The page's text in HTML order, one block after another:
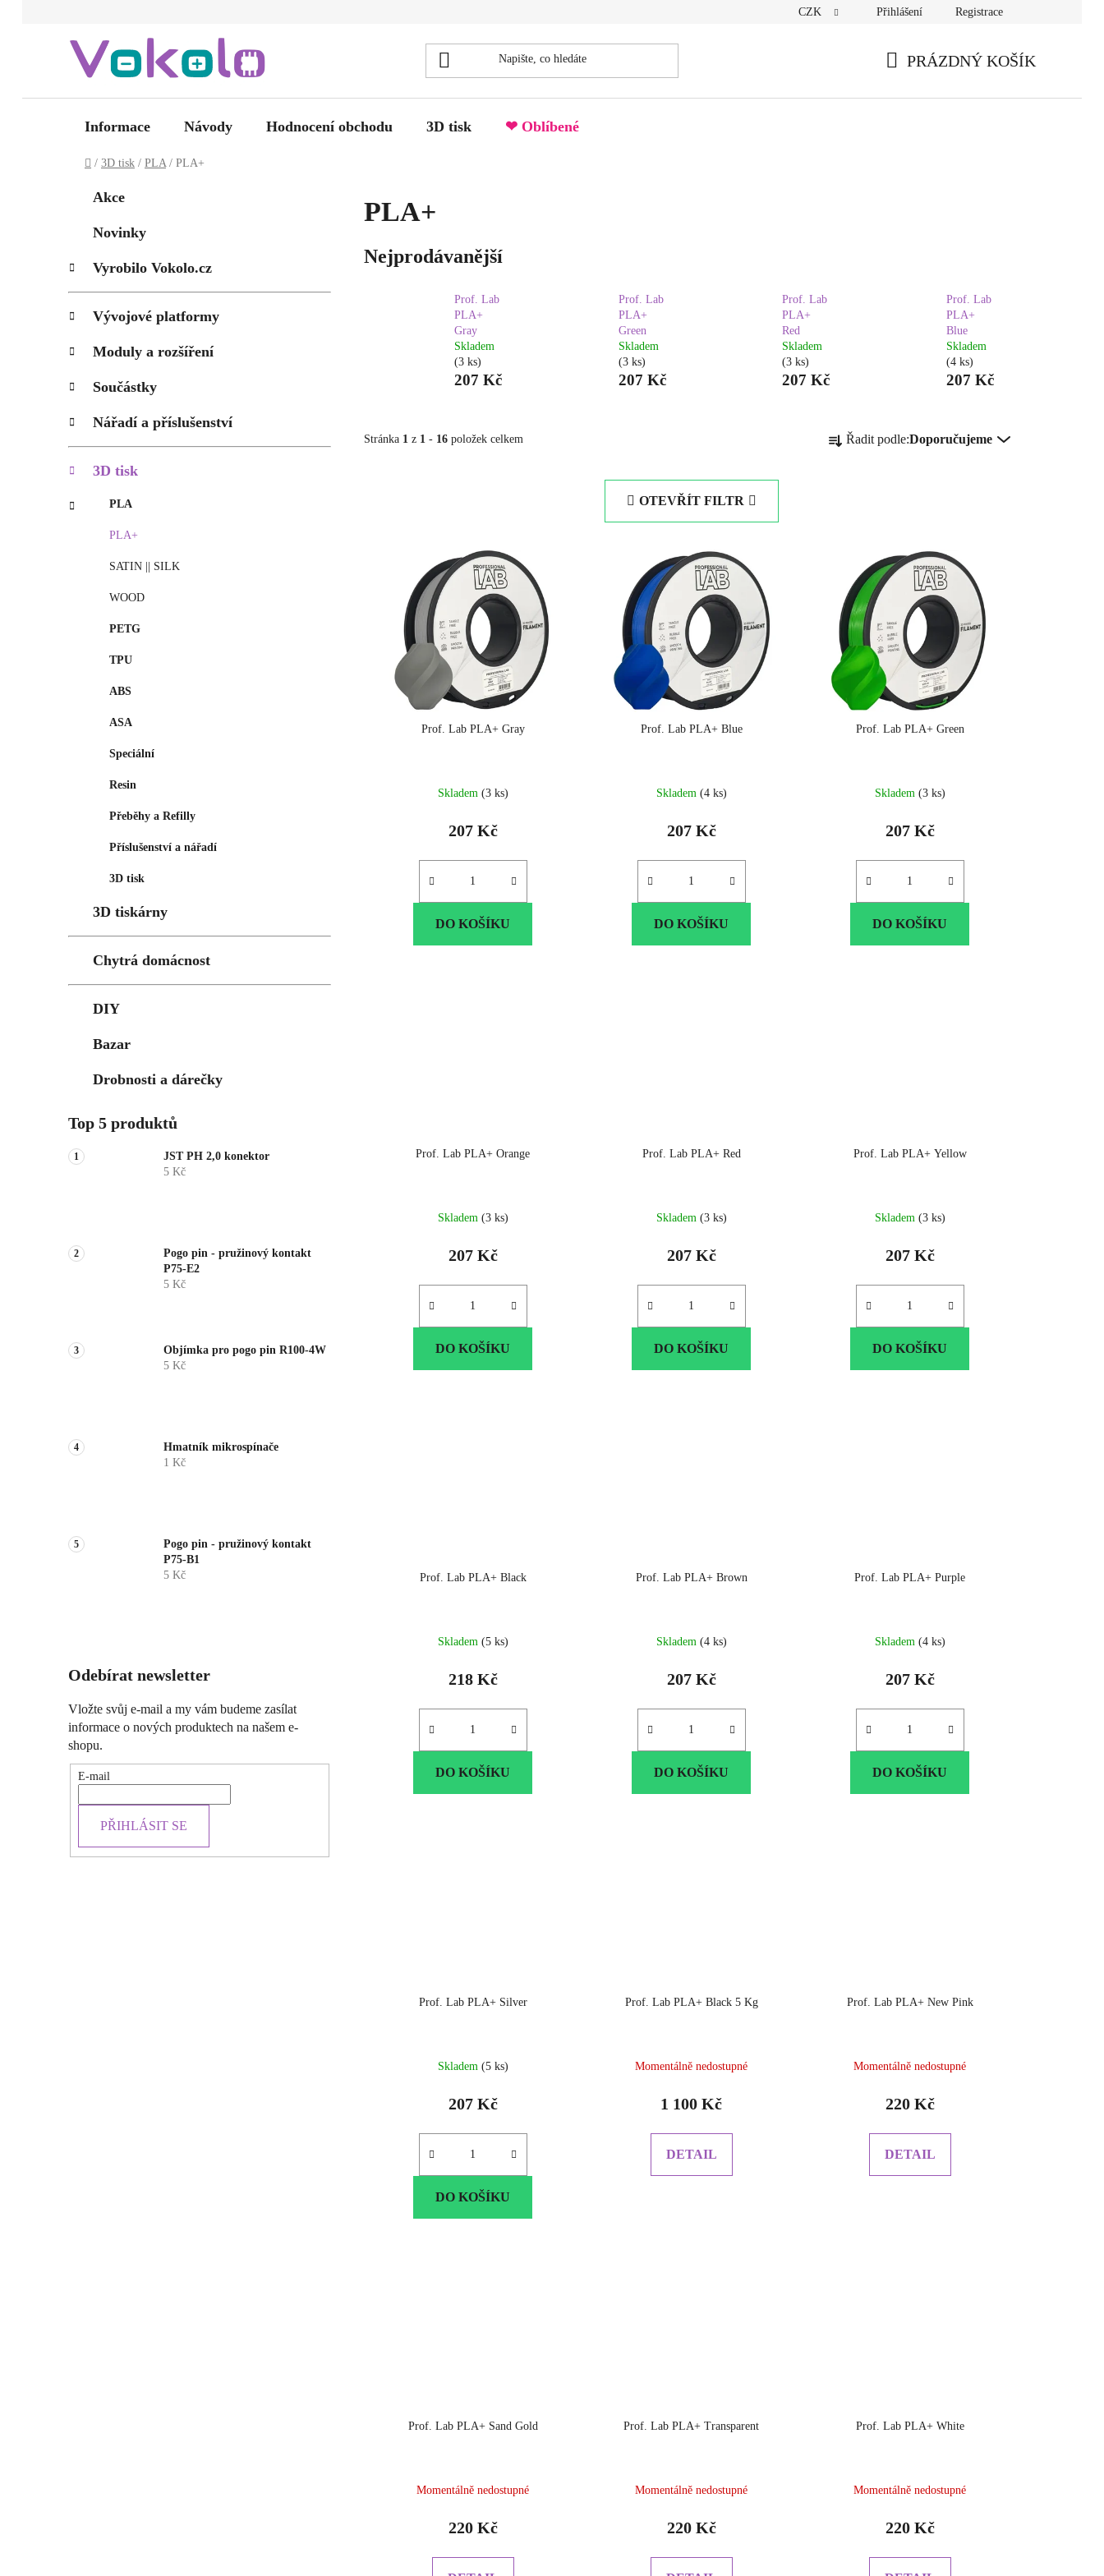
CZK Přihlášení Registrace
PRÁZDNÝ KOŠÍK
Informace Návody Hodnocení obchodu 3D tisk ❤ Oblíbené
Domů
/ 3D tisk / PLA / PLA+
r
a
n
í
p
n
e
l
kategorie
g
r
i
Akce
Novinky
Vyrobilo Vokolo.cz
Vývojové platformy
Moduly a rozšíření
Součástky
Nářadí a příslušenství
3D tisk
PLA
PLA+
SATIN || SILK
WOOD
PETG
TPU
ABS
ASA
Speciální
Resin
Přeběhy a Refilly
Příslušenství a nářadí
3D tisk
3D tiskárny
Chytrá domácnost
DIY
Bazar
Drobnosti a dárečky
Top 5 produktů
JST PH 2,0 konektor
5 Kč
Pogo pin - pružinový kontakt
P75-E2
5 Kč
Objímka pro pogo pin R100-4W
5 Kč
Hmatník mikrospínače
1 Kč
Pogo pin - pružinový kontakt
P75-B1
5 Kč
Odebírat newsletter
Vložte svůj e-mail a my vám budeme zasílat
informace o nových produktech na našem e-
shopu.
E-mail
PŘIHLÁSIT SE
PLA+
Nejprodávanější
Prof. Lab
PLA+
Gray
Skladem
(3 ks)
207 Kč
Prof. Lab
PLA+
Green
Skladem
(3 ks)
207 Kč
Prof. Lab
PLA+
Red
Skladem
(3 ks)
207 Kč
Prof. Lab
PLA+
Blue
Skladem
(4 ks)
207 Kč
Stránka 1 z 1 - 16 položek celkem
a
k
t
Řadit podle:Doporučujeme
OTEVŘÍT FILTR
Prof. Lab PLA+ Gray
Skladem (3 ks)
207 Kč
DO KOŠÍKU
Prof. Lab PLA+ Blue
Skladem (4 ks)
207 Kč
DO KOŠÍKU
Prof. Lab PLA+ Green
Skladem (3 ks)
207 Kč
DO KOŠÍKU
Prof. Lab PLA+ Orange
Skladem (3 ks)
207 Kč
DO KOŠÍKU
Prof. Lab PLA+ Red
Skladem (3 ks)
207 Kč
DO KOŠÍKU
Prof. Lab PLA+ Yellow
Skladem (3 ks)
207 Kč
DO KOŠÍKU
Prof. Lab PLA+ Black
Skladem (5 ks)
218 Kč
DO KOŠÍKU
Prof. Lab PLA+ Brown
Skladem (4 ks)
207 Kč
DO KOŠÍKU
Prof. Lab PLA+ Purple
Skladem (4 ks)
207 Kč
DO KOŠÍKU
Prof. Lab PLA+ Silver
Skladem (5 ks)
207 Kč
DO KOŠÍKU
Prof. Lab PLA+ Black 5 Kg
Momentálně nedostupné
1 100 Kč
DETAIL
Prof. Lab PLA+ New Pink
Momentálně nedostupné
220 Kč
DETAIL
Prof. Lab PLA+ Sand Gold
Momentálně nedostupné
220 Kč
Prof. Lab PLA+ Transparent
Momentálně nedostupné
220 Kč
Prof. Lab PLA+ White
Momentálně nedostupné
220 Kč